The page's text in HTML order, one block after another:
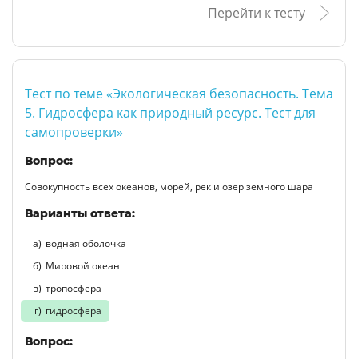
Перейти к тесту
Тест по теме «Экологическая безопасность. Тема
5. Гидросфера как природный ресурс. Тест для
самопроверки»
Вопрос:
Совокупность всех океанов, морей, рек и озер земного шара
Варианты ответа:
водная оболочка
Мировой океан
тропосфера
гидросфера
Вопрос: